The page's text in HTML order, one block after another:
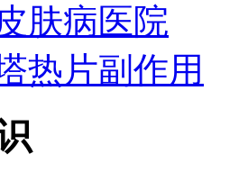
肤病医院
热片副作用